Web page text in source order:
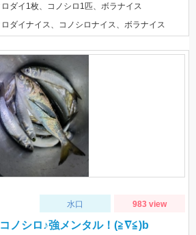
ロダイ1枚、コノシロ1匹、ボラナイス
ロダイナイス、コノシロナイス、ボラナイス
水口 983 view
ノシロ♪強メンタル！(≧∇≦)b